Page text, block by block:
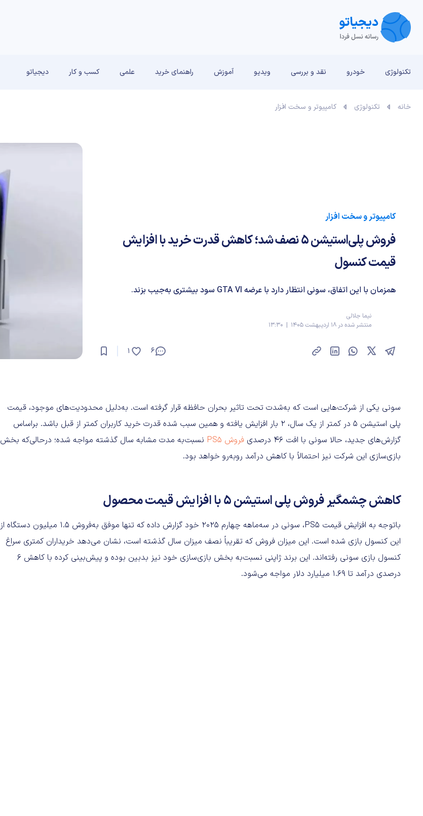
تکنولوژی خودرو نقد و بررسی‌ ویدیو آموزش راهنمای خرید علمی کسب و کار دیجیاتو
خانه تکنولوژی کامپیوتر و سخت افزار
کامپیوتر و سخت افزار
فروش پلی‌استیشن ۵ نصف شد؛ کاهش قدرت خرید با افزایش
قیمت کنسول
همزمان با این اتفاق، سونی انتظار دارد با عرضه GTA VI سود بیشتری به‌جیب بزند.
نیما جلالی
منتشر شده در 18 اردیبهشت 1405 | 13:30
6
1
سونی یکی از شرکت‌هایی است که به‌شدت تحت تاثیر بحران حافظه قرار گرفته است. به‌دلیل محدودیت‌های موجود، قیمت
پلی استیشن ۵ در کمتر از یک سال، ۲ بار افزایش یافته و همین سبب شده قدرت خرید کاربران کمتر از قبل باشد. براساس
گزارش‌های جدید، حالا سونی با افت ۴۶ درصدی
فروش PS5
نسبت‌به مدت مشابه سال گذشته مواجه شده؛ درحالی‌که بخش
بازی‌سازی این شرکت نیز احتمالاً با کاهش درآمد روبه‌رو خواهد بود.
کاهش چشمگیر فروش پلی استیشن ۵ با افزایش قیمت محصول
باتوجه به افزایش قیمت PS5، سونی در سه‌ماهه چهارم ۲۰۲۵ خود گزارش داده که تنها موفق به‌فروش ۱.۵ میلیون دستگاه از
این کنسول بازی شده است. این میزان فروش که تقریباً نصف میزان سال گذشته است، نشان می‌دهد خریداران کمتری سراغ
کنسول بازی سونی رفته‌اند. این برند ژاپنی نسبت‌به بخش بازی‌سازی خود نیز بدبین بوده و پیش‌بینی کرده با کاهش ۶
درصدی درآمد تا ۱.۶۹ میلیارد دلار مواجه می‌شود.